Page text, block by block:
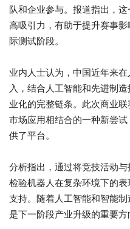
队和企业参与。报道指出，
高吸引力，有助于提升赛事
际测试阶段。
业内人士认为，中国近年来
入，结合人工智能和先进制
业化的完整链条。此次商业
市场应用相结合的一种新尝
供了平台。
分析指出，通过将竞技活动
检验机器人在复杂环境下的
支持。随着人工智能和智能
是下一阶段产业升级的重要方